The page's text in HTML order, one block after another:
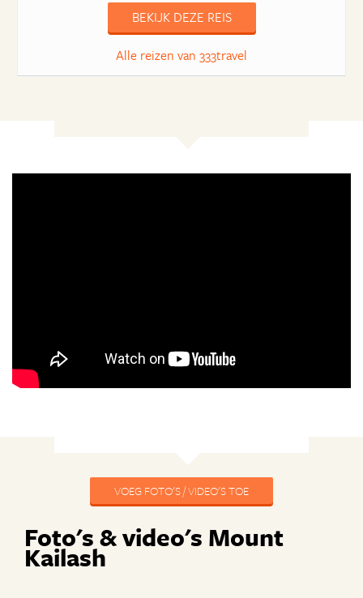
BEKIJK DEZE REIS
Alle reizen van 333travel
VOEG FOTO'S / VIDEO'S TOE
Foto's & video's Mount
Kailash